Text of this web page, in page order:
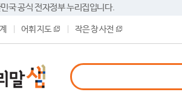
국 공식 전자정부 누리집입니다.
어휘 지도 작은 창 사전